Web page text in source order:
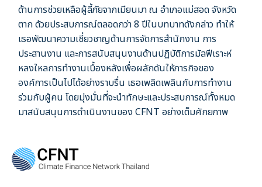
ด้านการช่วยเหลือผู้ลี้ภัยจากเมียนมา ณ อำเภอแม่สอด จังหวัด
ตาก ด้วยประสบการณ์ตลอดกว่า 8 ปีในบทบาทดังกล่าว ทำให้
เธอพัฒนาความเชี่ยวชาญด้านการจัดการสำนักงาน การ
ประสานงาน และการสนับสนุนงานด้านปฏิบัติการมัลฟีเราะห์
หลงใหลการทำงานเบื้องหลังเพื่อผลักดันให้ภารกิจของ
องค์การเป็นไปได้อย่างราบรื่น เธอเพลิดเพลินกับการทำงาน
ร่วมกับผู้คน โดยมุ่งมั่นที่จะนำทักษะและประสบการณ์ทั้งหมด
มาสนับสนุนการดำเนินงานของ CFNT อย่างเต็มศักยภาพ